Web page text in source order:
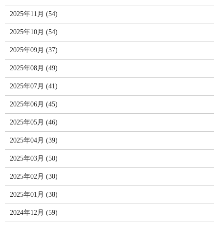
2025年11月 (54)
2025年10月 (54)
2025年09月 (37)
2025年08月 (49)
2025年07月 (41)
2025年06月 (45)
2025年05月 (46)
2025年04月 (39)
2025年03月 (50)
2025年02月 (30)
2025年01月 (38)
2024年12月 (59)